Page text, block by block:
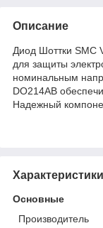
Описание
Диод Шоттки SMC
для защиты
номинальным
DO214AB
Надежный
Характеристики
Основные
Производитель